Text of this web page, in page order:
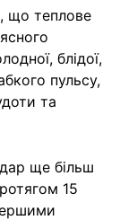
що теплове
блідої,
пульсу,
та
ще більш
15